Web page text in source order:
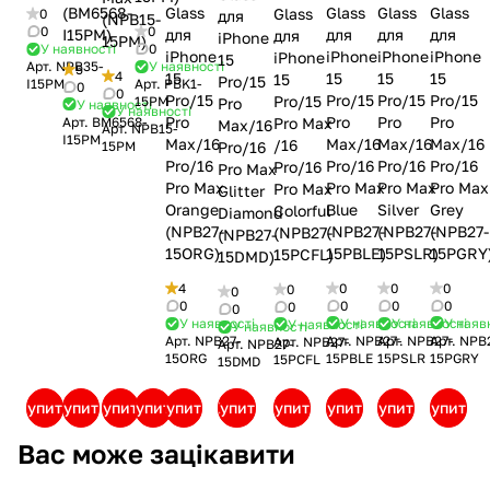
0
0
У наявності
Арт. NPB35-
I15PM
Купити
(BM6568-
I15PM)
5
0
У наявності
Арт. BM6568-
I15PM
Купити
(NPB15-
15PM)
4
0
У наявності
Арт.NPB15-
15PM
Купити
0
0
У наявності
Арт. PBK1-
15PM
Купити
Glass
для
iPhone
15
Pro/15
Pro
Max/16
Pro/16
Pro Max
Orange
(NPB27-
15ORG)
4
0
У наявності
Арт. NPB27-
15ORG
Купити
для
iPhone
15
Pro/15
Pro
Max/16
Pro/16
Pro Max
Glitter
Diamond
(NPB27-
15DMD)
0
0
У наявності
Арт. NPB27-
15DMD
Купити
Glass
для
iPhone
15
Pro/15
Pro Max
/16
Pro/16
Pro Max
Colorful
(NPB27-
15PCFL)
0
0
У наявності
Арт. NPB27-
15PCFL
Купити
Glass
для
iPhone
15
Pro/15
Pro
Max/16
Pro/16
Pro Max
Blue
(NPB27-
15PBLE)
0
0
У наявності
Арт. NPB27-
15PBLE
Купити
Glass
для
iPhone
15
Pro/15
Pro
Max/16
Pro/16
Pro Max
Silver
(NPB27-
15PSLR)
0
0
У наявності
Арт. NPB27-
15PSLR
Купити
Glass
для
iPhone
15
Pro/15
Pro
Max/16
Pro/16
Pro Max
Grey
(NPB27-
0
0
У
Арт.
15PGRY
Купити
Вас може зацікавити